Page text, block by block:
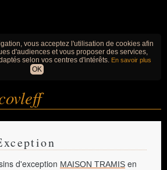
vous acceptez l'utilisation de cookies afin
d'audiences et vous proposer des services,
selon vos centres d'intérêts. En savoir plus
OK
d'exception MAISON TRAMIS en